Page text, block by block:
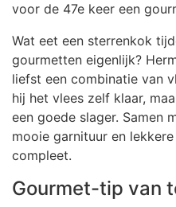
voor de 47e keer een
Wat eet een sterrenkok
gourmetten eigenlijk?
liefst een combinatie van
hij het vlees zelf klaar,
een goede slager. Samen
mooie garnituur en
compleet.
Gourmet-tip van